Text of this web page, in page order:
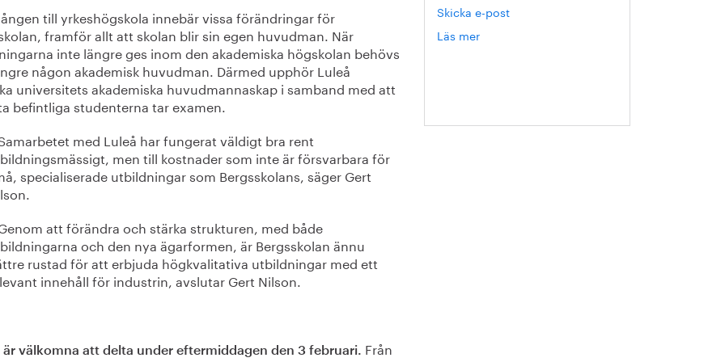
till yrkeshögskola innebär vissa förändringar för
framför allt att skolan blir sin egen huvudman. När
inte längre ges inom den akademiska högskolan behövs
någon akademisk huvudman. Därmed upphör Luleå
universitets akademiska huvudmannaskap i samband med att
befintliga studenterna tar examen.
med Luleå har fungerat väldigt bra rent
men till kostnader som inte är försvarbara för
specialiserade utbildningar som Bergsskolans, säger Gert
att förändra och stärka strukturen, med både
och den nya ägarformen, är Bergsskolan ännu
rustad för att erbjuda högkvalitativa utbildningar med ett
innehåll för industrin, avslutar Gert Nilson.
är välkomna att delta under eftermiddagen den 3 februari. Från
Skicka e-post
Läs mer